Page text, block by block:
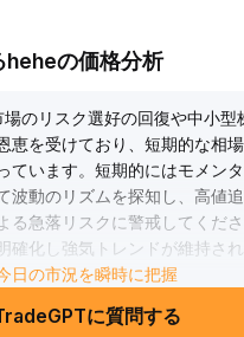
の価格分析
場のリスク選好の回復や中小型
恵を受けており、短期的な相
ています。短期的にはモメン
波動のリズムを探知し、高値
る急落リスクに警戒してくだ
確化し強気トレンドが維持され
に入る可能性があり、オンチェ
デリバティブ市場の深さに注目
を厳格に管理する必要があり
日の市況を瞬時に把握
に質問する